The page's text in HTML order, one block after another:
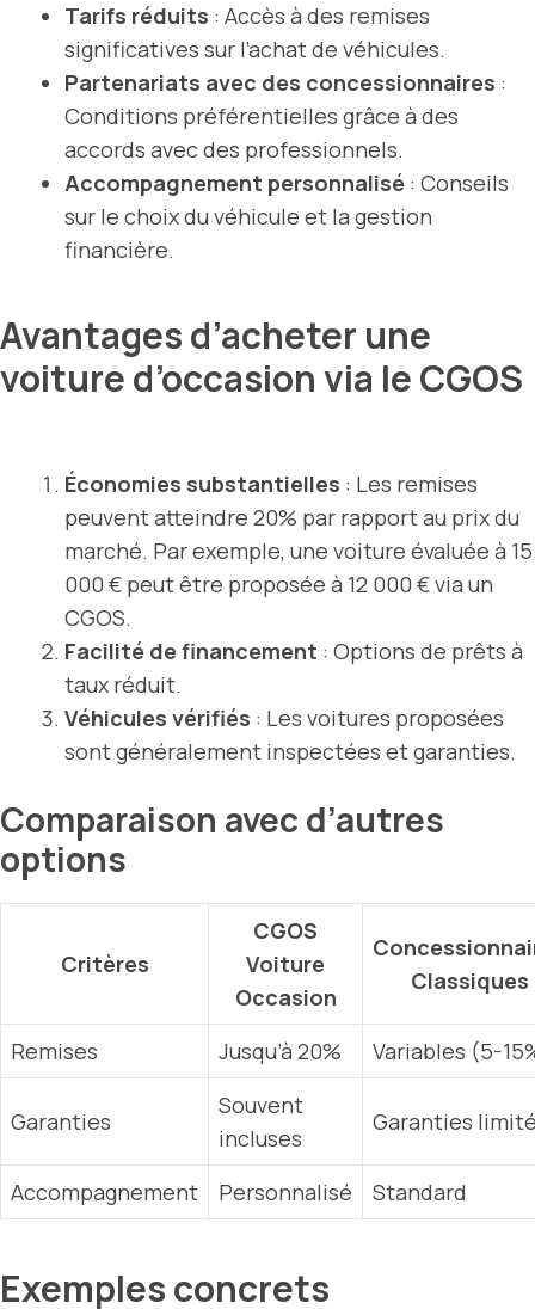
Tarifs réduits : Accès à des remises
significatives sur l’achat de véhicules.
Partenariats avec des concessionnaires :
Conditions préférentielles grâce à des
accords avec des professionnels.
Accompagnement personnalisé : Conseils
sur le choix du véhicule et la gestion
financière.
Avantages d’acheter une
voiture d’occasion via le CGOS
Économies substantielles : Les remises
peuvent atteindre 20% par rapport au prix du
marché. Par exemple, une voiture évaluée à 15
000 € peut être proposée à 12 000 € via un
CGOS.
Facilité de financement : Options de prêts à
taux réduit.
Véhicules vérifiés : Les voitures proposées
sont généralement inspectées et garanties.
Comparaison avec d’autres
options
Critères
CGOS
Voiture
Occasion
Classiques
Remises Jusqu’à 20% Variables (5-
Garanties
Souvent
incluses
Garanties
Accompagnement Personnalisé Standard
Exemples concrets